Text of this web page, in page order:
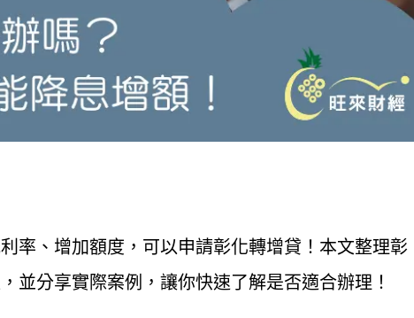
率、增加額度，可以申請彰化轉增貸！本文整理彰
並分享實際案例，讓你快速了解是否適合辦理！